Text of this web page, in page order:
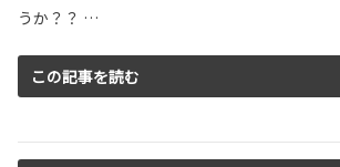
うか？？ …
この記事を読む